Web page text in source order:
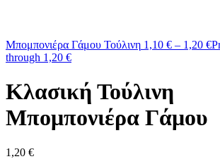
Μπομπονιέρα Γάμου Τούλινη 1,10 € – 1,20 €
through 1,20 €
Κλασική Τούλινη
Μπομπονιέρα Γάμου
1,20 €